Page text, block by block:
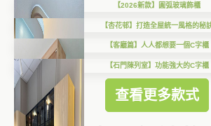
【2026新款】圓弧玻璃飾櫃
【杏花邨】打造全屋統一風格的秘
【客廳篇】人人都想要一個C字櫃
【石門陳列室】功能強大的C字櫃
查看更多款式